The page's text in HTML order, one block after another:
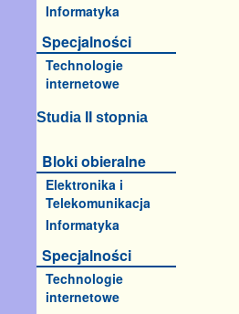
Informatyka
Specjalności
Technologie
internetowe
Studia II stopnia
Bloki obieralne
Elektronika i
Telekomunikacja
Informatyka
Specjalności
Technologie
internetowe